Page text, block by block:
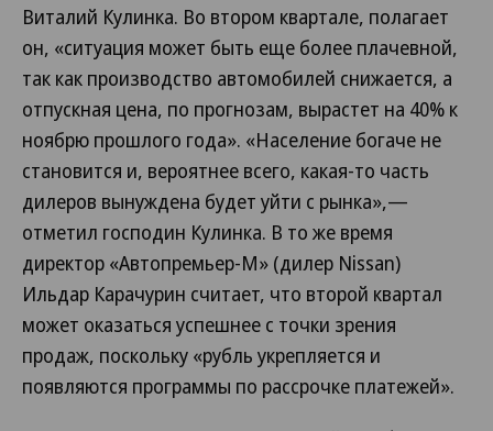
Виталий Кулинка. Во втором квартале, полагает
он, «ситуация может быть еще более плачевной,
так как производство автомобилей снижается, а
отпускная цена, по прогнозам, вырастет на 40% к
ноябрю прошлого года». «Население богаче не
становится и, вероятнее всего, какая-то часть
дилеров вынуждена будет уйти с рынка»,—
отметил господин Кулинка. В то же время
директор «Автопремьер-М» (дилер Nissan)
Ильдар Карачурин считает, что второй квартал
может оказаться успешнее с точки зрения
продаж, поскольку «рубль укрепляется и
появляются программы по рассрочке платежей».